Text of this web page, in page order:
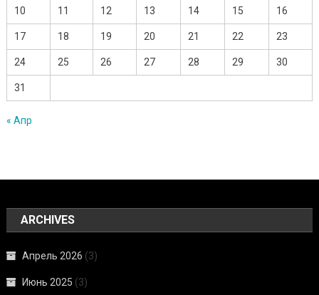
10 11 12 13 14 15 16
17 18 19 20 21 22 23
24 25 26 27 28 29 30
31
« Апр
ARCHIVES
Апрель 2026 (3)
Июнь 2025 (3)